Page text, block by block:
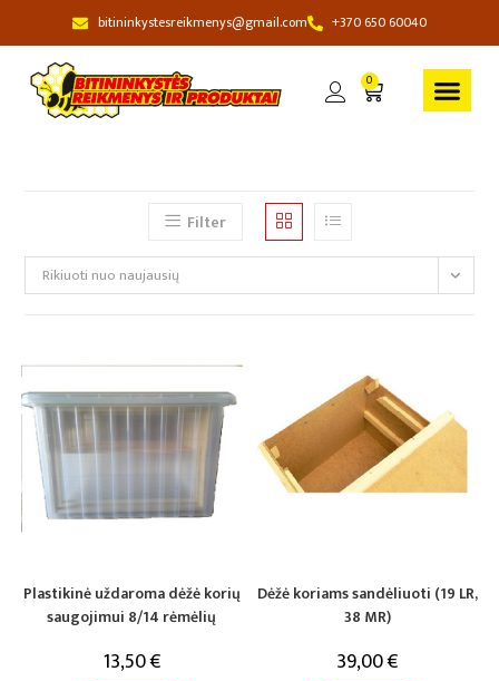
bitininkystesreikmenys@gmail.com +370 650 60040
0
Filter
Rikiuoti nuo naujausių
Plastikinė uždaroma dėžė korių
saugojimui 8/14 rėmėlių
13,50€
Dėžė koriams sandėliuoti (19 LR,
38 MR)
39,00€